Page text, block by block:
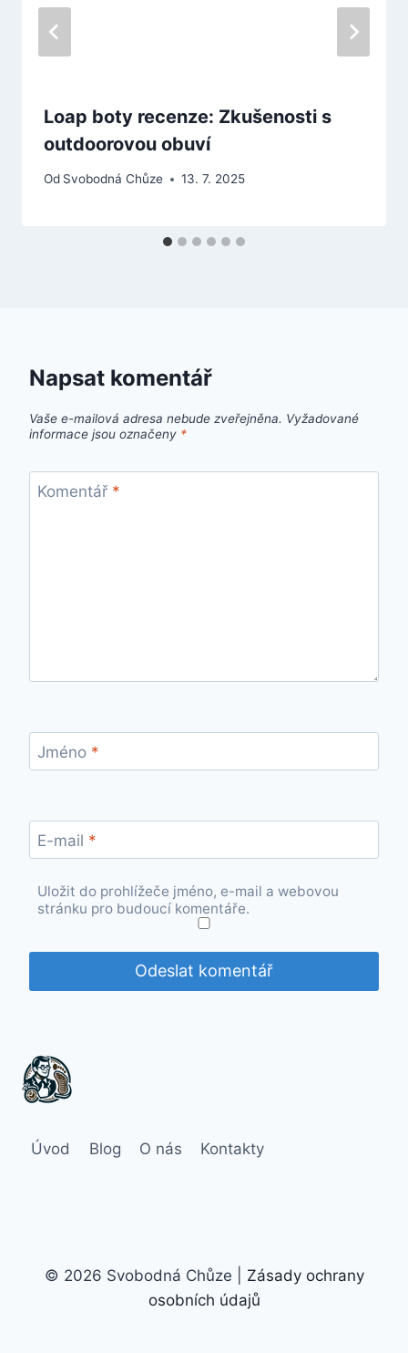
Loap boty recenze: Zkušenosti s
outdoorovou obuví
Od Svobodná Chůze 13. 7. 2025
Napsat komentář
Vaše e-mailová adresa nebude zveřejněna. Vyžadované
informace jsou označeny *
Komentář *
Jméno *
E-mail *
Uložit do prohlížeče jméno, e-mail a webovou
stránku pro budoucí komentáře.
Úvod Blog O nás Kontakty
© 2026 Svobodná Chůze | Zásady ochrany
osobních údajů